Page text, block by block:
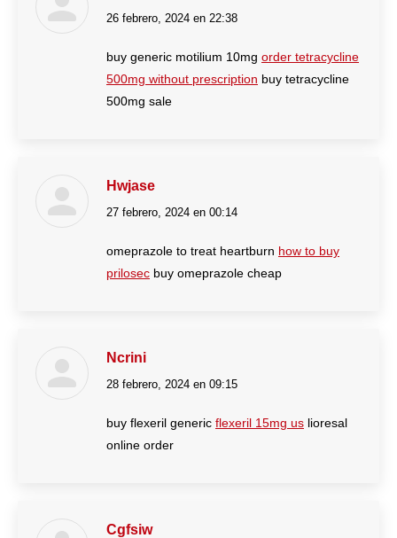
dice:
26 febrero, 2024 en 22:38
buy generic motilium 10mg order tetracycline
500mg without prescription buy tetracycline
500mg sale
Hwjase
dice:
27 febrero, 2024 en 00:14
omeprazole to treat heartburn how to buy
prilosec buy omeprazole cheap
Ncrini
dice:
28 febrero, 2024 en 09:15
buy flexeril generic flexeril 15mg us lioresal
online order
Cgfsiw